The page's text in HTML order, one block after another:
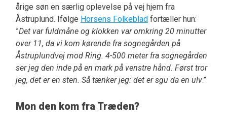
årige søn en særlig oplevelse på vej hjem fra
Åstruplund. Ifølge Horsens Folkebladfortæller hun:
”Det var fuldmåne og klokken var omkring 20 minutter
over 11, da vi kom kørende fra sognegården på
Åstruplundvej mod Ring. 4-500 meter fra sognegården
ser jeg den inde på en mark på venstre hånd. Først tror
jeg, det er en sten. Så tænker jeg: det er sgu da en ulv.”
Mon den kom fra Træden?